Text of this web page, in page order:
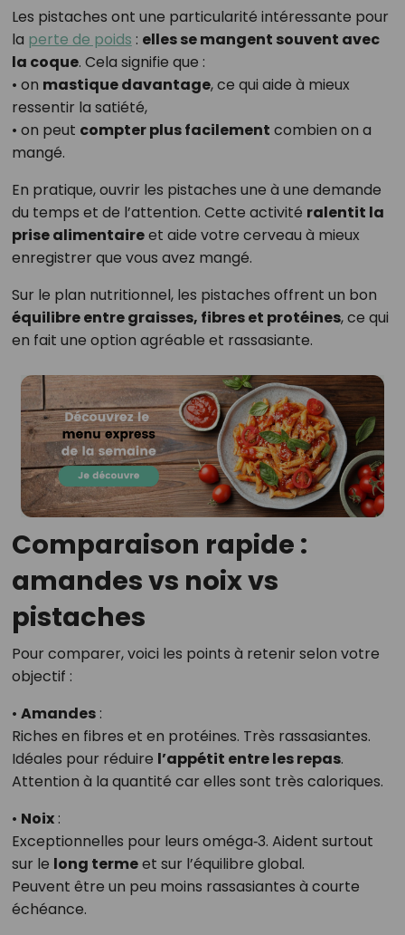
Les pistaches ont une particularité intéressante pour
la perte de poids : elles se mangent souvent avec
la coque. Cela signifie que :
• on mastique davantage, ce qui aide à mieux
ressentir la satiété,
• on peut compter plus facilement combien on a
mangé.
En pratique, ouvrir les pistaches une à une demande
du temps et de l’attention. Cette activité ralentit la
prise alimentaireet aide votre cerveau à mieux
enregistrer que vous avez mangé.
Sur le plan nutritionnel, les pistaches offrent un bon
équilibre entre graisses, fibres et protéines, ce qui
en fait une option agréable et rassasiante.
Comparaison rapide :
amandes vs noix vs
pistaches
Pour comparer, voici les points à retenir selon votre
objectif :
• Amandes:
Riches en fibres et en protéines. Très rassasiantes.
Idéales pour réduire l’appétit entre les repas.
Attention à la quantité car elles sont très caloriques.
• Noix:
Exceptionnelles pour leurs oméga‑3. Aident surtout
sur le long termeet sur l’équilibre global.
Peuvent être un peu moins rassasiantes à courte
échéance.